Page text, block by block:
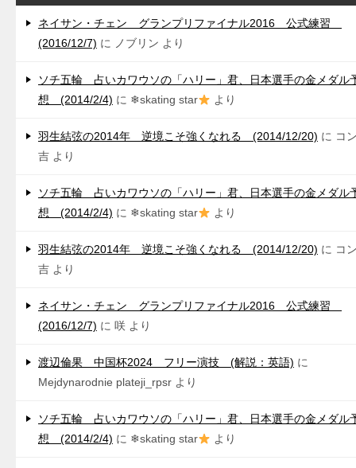
ネイサン・チェン グランプリファイナル2016 公式練習
(2016/12/7) に ノブリン より
ソチ五輪 占いカワウソの「ハリー」君、日本選手の金メダル
想 (2014/2/4) に ❄skating star より
羽生結弦の2014年 逆境こそ強くなれる (2014/12/20) に コ
吉 より
ソチ五輪 占いカワウソの「ハリー」君、日本選手の金メダル
想 (2014/2/4) に ❄skating star より
羽生結弦の2014年 逆境こそ強くなれる (2014/12/20) に コ
吉 より
ネイサン・チェン グランプリファイナル2016 公式練習
(2016/12/7) に 咲 より
渡辺倫果 中国杯2024 フリー演技 (解説：英語) に
Mejdynarodnie plateji_rpsr より
ソチ五輪 占いカワウソの「ハリー」君、日本選手の金メダル
想 (2014/2/4) に ❄skating star より